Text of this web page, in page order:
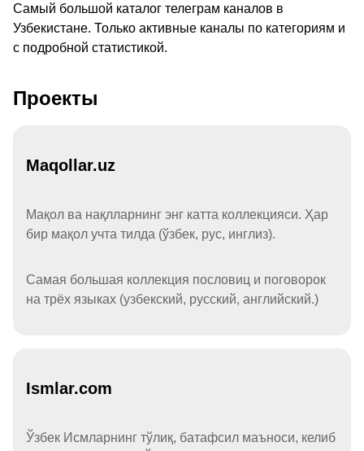
Самый большой каталог телеграм каналов в
Узбекистане. Только активные каналы по категориям и
с подробной статистикой.
Проекты
Maqollar.uz
Мақол ва нақлларнинг энг катта коллекцияси. Ҳар
бир мақол учта тилда (ўзбек, рус, инглиз).
Самая большая коллекция пословиц и поговорок
на трёх языках (узбекский, русский, английский.)
Ismlar.com
Ўзбек Исмларнинг тўлиқ, батафсил маъноси, келиб